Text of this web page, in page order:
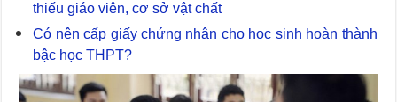
thiếu giáo viên, cơ sở vật chất
Có nên cấp giấy chứng nhận cho học sinh hoàn thành
bậc học THPT?